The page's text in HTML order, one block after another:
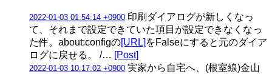
2022-01-03 01:54:14 +0900 印刷ダイアログが新しくなっ
て、それまで設定できていた項目が設定できなくなっ
た件。about:configの[URL] をFalseにすると元のダイア
ログに戻せる。 /… [Post]
2022-01-03 10:17:02 +0900 実家から自宅へ、(根室線)金山